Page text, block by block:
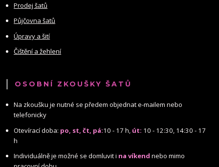
Prodej šatů
Půjčovna šatů
Úpravy a šití
Čištění a žehlení
OSOBNÍ ZKOUŠKY ŠATŮ
Na zkoušku je nutné se předem objednat e-mailem nebo
telefonicky
Otevírací doba: po, st, čt, pá:10 - 17 h, út: 10 - 12:30, 14:30 - 17
h
Individuálně je možné se domluvit i na víkend nebo mimo